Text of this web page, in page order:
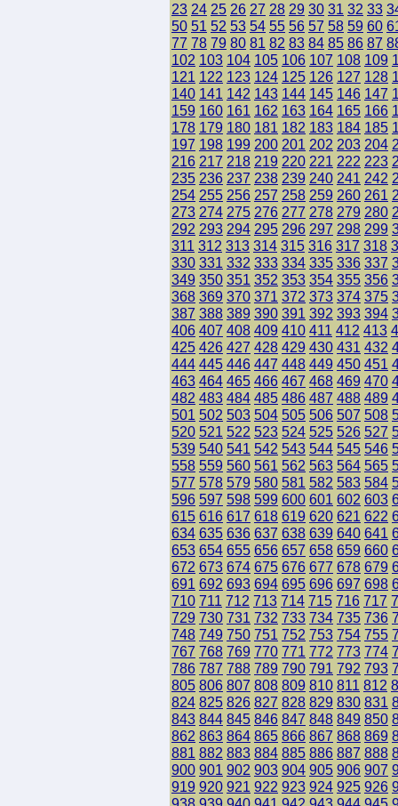
23 24 25 26 27 28 29 30 31 32 33
50 51 52 53 54 55 56 57 58 59 60
77 78 79 80 81 82 83 84 85 86 87
102 103 104 105 106 107 108 109
121 122 123 124 125 126 127 128
140 141 142 143 144 145 146 147
159 160 161 162 163 164 165 166
178 179 180 181 182 183 184 185
197 198 199 200 201 202 203 204
216 217 218 219 220 221 222 223
235 236 237 238 239 240 241 242
254 255 256 257 258 259 260 261
273 274 275 276 277 278 279 280
292 293 294 295 296 297 298 299
311 312 313 314 315 316 317 318
330 331 332 333 334 335 336 337
349 350 351 352 353 354 355 356
368 369 370 371 372 373 374 375
387 388 389 390 391 392 393 394
406 407 408 409 410 411 412 413
425 426 427 428 429 430 431 432
444 445 446 447 448 449 450 451
463 464 465 466 467 468 469 470
482 483 484 485 486 487 488 489
501 502 503 504 505 506 507 508
520 521 522 523 524 525 526 527
539 540 541 542 543 544 545 546
558 559 560 561 562 563 564 565
577 578 579 580 581 582 583 584
596 597 598 599 600 601 602 603
615 616 617 618 619 620 621 622
634 635 636 637 638 639 640 641
653 654 655 656 657 658 659 660
672 673 674 675 676 677 678 679
691 692 693 694 695 696 697 698
710 711 712 713 714 715 716 717
729 730 731 732 733 734 735 736
748 749 750 751 752 753 754 755
767 768 769 770 771 772 773 774
786 787 788 789 790 791 792 793
805 806 807 808 809 810 811 812
824 825 826 827 828 829 830 831
843 844 845 846 847 848 849 850
862 863 864 865 866 867 868 869
881 882 883 884 885 886 887 888
900 901 902 903 904 905 906 907
919 920 921 922 923 924 925 926